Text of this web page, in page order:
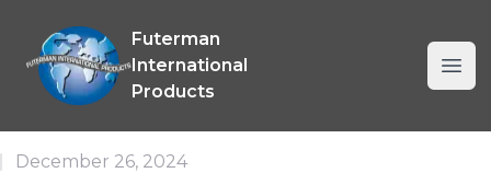
Allanmar International Company SRL
Futerman
International
Products
December 26, 2024